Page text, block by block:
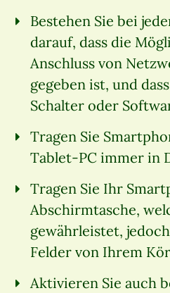
Bestehen Sie bei
darauf, dass die
Anschluss von
gegeben ist, und
Schalter oder
Tragen Sie
Tablet-PC immer in
Tragen Sie Ihr
Abschirmtasche,
gewährleistet,
Felder von Ihrem
Aktivieren Sie auch